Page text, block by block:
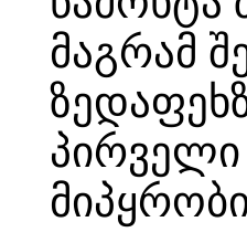
მაგრამ